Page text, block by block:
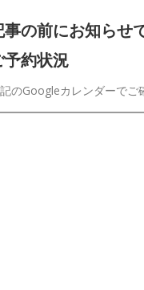
事の前にお知らせ
予約状況
のGoogleカレンダーでご